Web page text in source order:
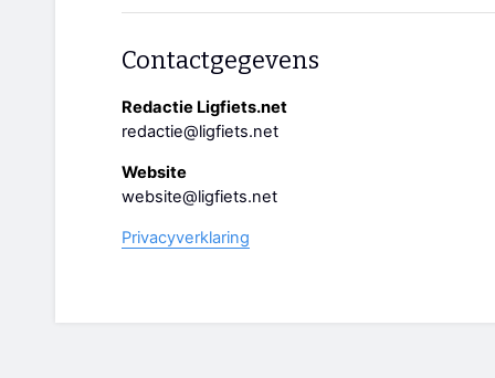
Contactgegevens
Redactie Ligfiets.net
redactie@ligfiets.net
Website
website@ligfiets.net
Privacyverklaring